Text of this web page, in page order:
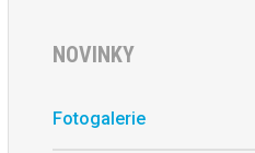
NOVINKY
Fotogalerie